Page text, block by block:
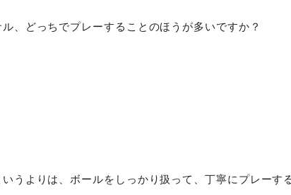
ル、どっちでプレーすることのほうが多いですか？
いうよりは、ボールをしっかり扱って、丁寧にプレーす